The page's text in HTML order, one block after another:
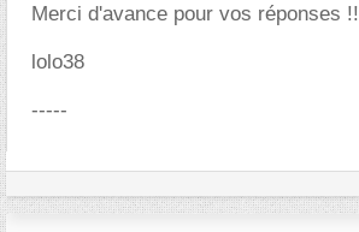
Merci d'avance pour vos réponses !!
lolo38
-----